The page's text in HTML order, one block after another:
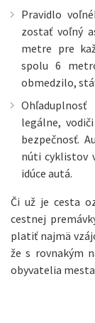
Pravidlo
zostať voľný
metre pre
spolu 6
obmedzilo,
legálne,
bezpečnosť.
núti cyklistov
idúce autá.
Či už je cesta
cestnej
platiť najmä
že s rovnakým
obyvatelia